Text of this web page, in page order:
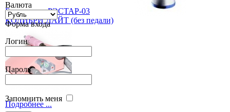
Бормашина РЭСТАР-03
КОЛИБРИ ЛАЙТ (без педали)
Подробнее ...
Валюта
Форма входа
Логин
Пароль
Запомнить меня